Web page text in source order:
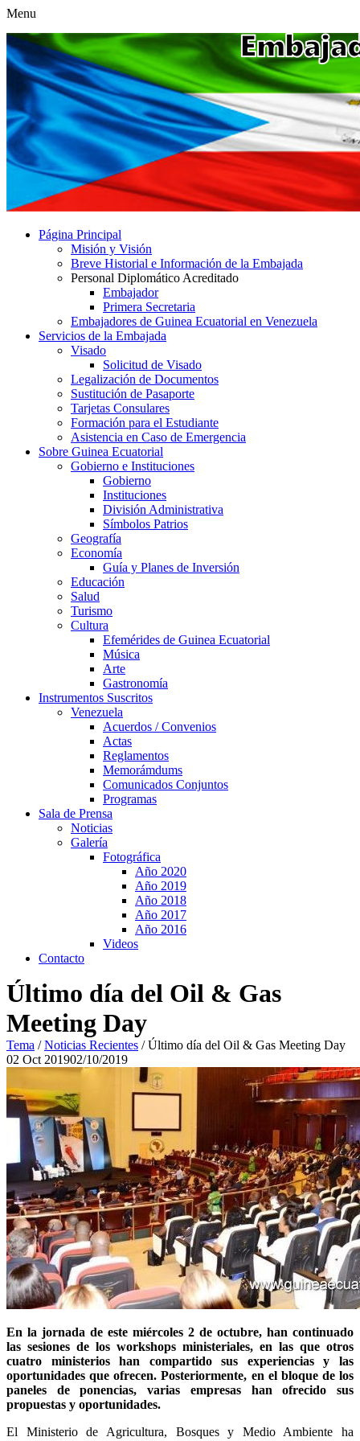
Menu
Página Principal
Misión y Visión
Breve Historial e Información de la Embajada
Personal Diplomático Acreditado
Embajador
Primera Secretaria
Embajadores de Guinea Ecuatorial en Venezuela
Servicios de la Embajada
Visado
Solicitud de Visado
Legalización de Documentos
Sustitución de Pasaporte
Tarjetas Consulares
Formación para el Estudiante
Asistencia en Caso de Emergencia
Sobre Guinea Ecuatorial
Gobierno e Instituciones
Gobierno
Instituciones
División Administrativa
Símbolos Patrios
Geografía
Economía
Guía y Planes de Inversión
Educación
Salud
Turismo
Cultura
Efemérides de Guinea Ecuatorial
Música
Arte
Gastronomía
Instrumentos Suscritos
Venezuela
Acuerdos / Convenios
Actas
Reglamentos
Memorámdums
Comunicados Conjuntos
Programas
Sala de Prensa
Noticias
Galería
Fotográfica
Año 2020
Año 2019
Año 2018
Año 2017
Año 2016
Videos
Contacto
Último día del Oil & Gas
Meeting Day
Tema /Noticias Recientes /Último día del Oil & Gas Meeting Day
02 Oct 201902/10/2019
En la jornada de este miércoles 2 de octubre, han continuado
las sesiones de los workshops ministeriales, en las que otros
cuatro ministerios han compartido sus experiencias y las
oportunidades que ofrecen. Posteriormente, en el bloque de los
paneles de ponencias, varias empresas han ofrecido sus
propuestas y oportunidades.
El Ministerio de Agricultura, Bosques y Medio Ambiente ha